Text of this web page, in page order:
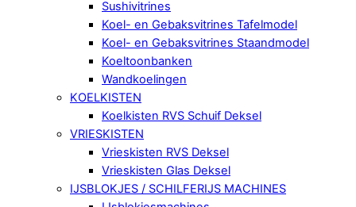
Sushivitrines
Koel- en Gebaksvitrines Tafelmodel
Koel- en Gebaksvitrines Staandmodel
Koeltoonbanken
Wandkoelingen
KOELKISTEN
Koelkisten RVS Schuif Deksel
VRIESKISTEN
Vrieskisten RVS Deksel
Vrieskisten Glas Deksel
IJSBLOKJES / SCHILFERIJS MACHINES